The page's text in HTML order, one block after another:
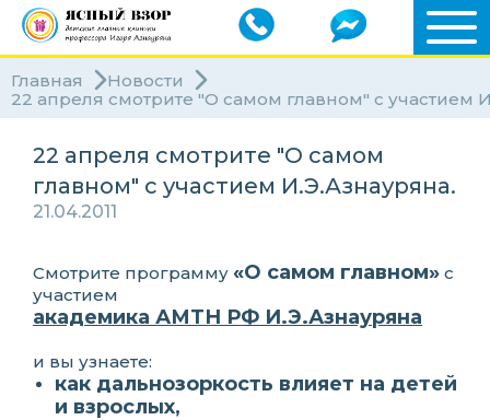
Главная
Новости
22 апреля смотрите "О самом главном" с участием
22 апреля смотрите "О самом
главном" с участием И.Э.Азнауряна.
21.04.2011
Смотрите программу «О самом главном» с
участием
академика АМТН РФ И.Э.Азнауряна
и вы узнаете:
как дальнозоркость влияет на детей
и взрослых,